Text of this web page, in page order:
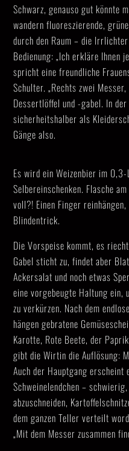
Schwarz, genauso gut könnte
wandern fluoreszierende,
durch den Raum – die
Bedienung: „Ich erkläre Ihnen
spricht eine freundliche
Schulter. „Rechts zwei
Dessertlöffel und -gabel. In
sicherheitshalber als
Gänge also.
Es wird ein Weizenbier im
Selbereinschenken. Flasche
voll?! Einen Finger
Blindentrick.
Die Vorspeise kommt, es
Gabel sticht zu, findet aber
Ackersalat und noch etwas
eine vorgebeugte Haltung ein,
zu verkürzen. Nach dem
hängen gebratene
Karotte, Rote Beete, der
gibt die Wirtin die Auflösung:
Auch der Hauptgang
Schweinelendchen –
abzuschneiden,
dem ganzen Teller verteilt
„Mit dem Messer zusammen